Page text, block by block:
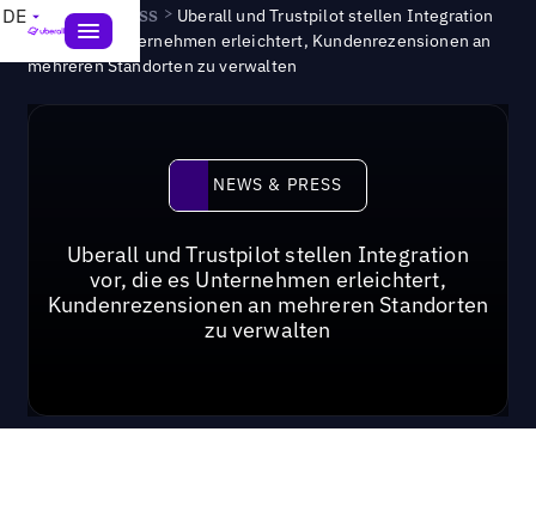
DE News & Press > Uberall und Trustpilot stellen Integration
vor, die es Unternehmen erleichtert, Kundenrezensionen an
mehreren Standorten zu verwalten
News & Press
NEWS & PRESS
Uberall und Trustpilot stellen Integration
vor, die es Unternehmen erleichtert,
Kundenrezensionen an mehreren Standorten
zu verwalten